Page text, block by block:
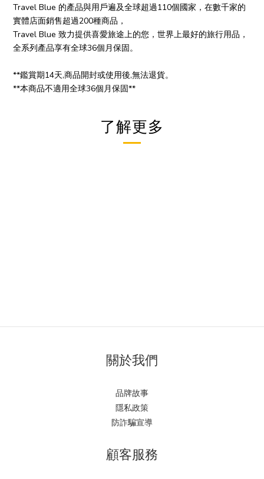
Travel Blue 的產品與用戶遍及全球超過110個國家，在數千家的
實體店面銷售超過200種商品，
Travel Blue 致力提供喜愛旅途上的您，世界上最好的旅行用品，
全系列產品享有全球36個月保固。
**鑑賞期14天,商品開封或使用後,無法退貨。
**本商品不適用全球36個月保固**
了解更多
關於我們
品牌故事
隱私政策
防詐騙宣導
顧客服務